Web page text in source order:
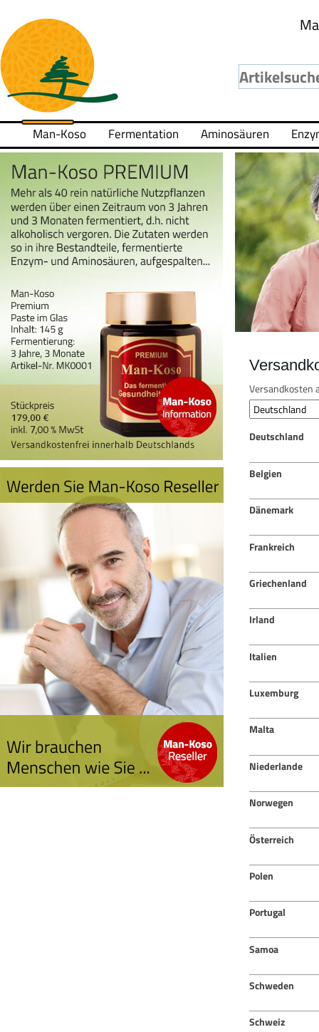
Man-Koso Fermentation Aminosäuren
Versandkosten
Deutschland
Belgien
Dänemark
Frankreich
Griechenland
Irland
Italien
Luxemburg
Malta
Niederlande
Norwegen
Österreich
Polen
Portugal
Samoa
Schweden
Schweiz